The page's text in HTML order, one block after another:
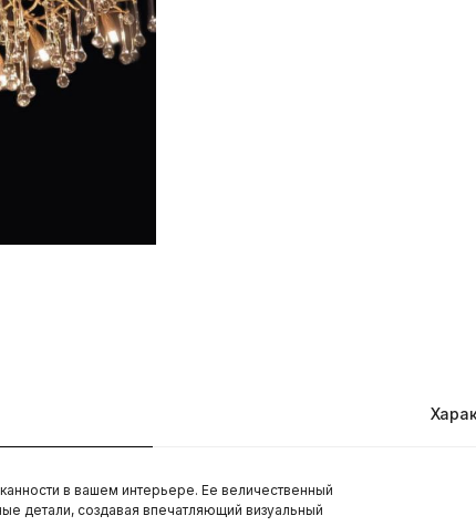
в вашем интерьере. Ее величественный
детали, создавая впечатляющий визуальный